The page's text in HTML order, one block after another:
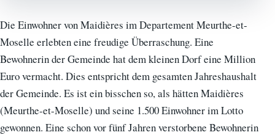
Die Einwohner von Maidières im Departement Meurthe-et-
Moselle erlebten eine freudige Überraschung. Eine
Bewohnerin der Gemeinde hat dem kleinen Dorf eine Million
Euro vermacht. Dies entspricht dem gesamten Jahreshaushalt
der Gemeinde. Es ist ein bisschen so, als hätten Maidières
(Meurthe-et-Moselle) und seine 1.500 Einwohner im Lotto
gewonnen. Eine schon vor fünf Jahren verstorbene Bewohnerin